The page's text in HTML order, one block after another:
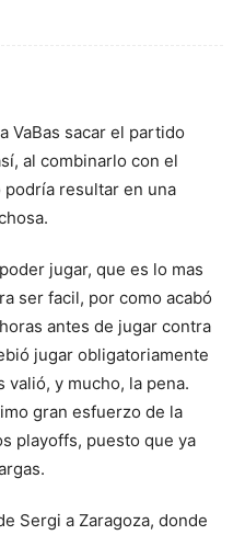
VaBas sacar el partido
al combinarlo con el
podría resultar en una
jugar, que es lo mas
ser facil, por como acabó
antes de jugar contra
jugar obligatoriamente
valió, y mucho, la pena.
gran esfuerzo de la
playoffs, puesto que ya
Sergi a Zaragoza, donde